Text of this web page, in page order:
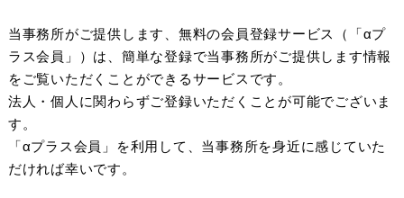
当事務所がご提供します、無料の会員登録サービス（「αプ
ラス会員」）は、簡単な登録で当事務所がご提供します情報
をご覧いただくことができるサービスです。
法人・個人に関わらずご登録いただくことが可能でございま
す。
「αプラス会員」を利用して、当事務所を身近に感じていた
だければ幸いです。